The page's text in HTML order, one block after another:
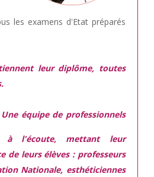
les examens d'Etat préparés
leur diplôme, toutes
Une équipe de professionnels
l'écoute, mettant leur
de leurs élèves : professeurs
Nationale, esthéticiennes